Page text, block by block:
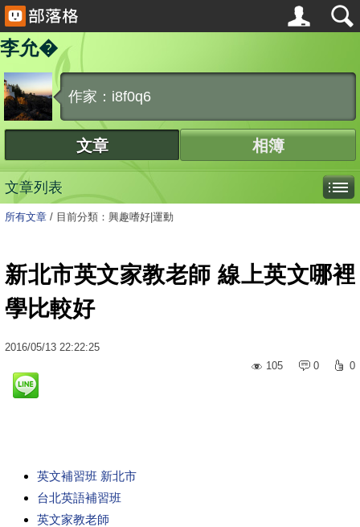
李允�
作家：i8f0q6
文章 相簿
文章列表
所有文章 / 目前分類：興趣嗜好|運動
新北市英文家教老師 線上英文哪裡
學比較好
2016/05/13 22:22:25
105
0 0
英文補習班 新北市
台北英語補習班
英文家教老師